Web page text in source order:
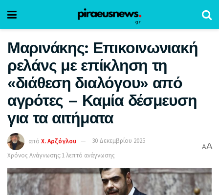
Μαρινάκης: Επικοινωνιακή
ρελάνς με επίκληση τη
«διάθεση διαλόγου» από
αγρότες – Καμία δέσμευση
για τα αιτήματα
από Χ. Αρζόγλου
30 Δεκεμβρίου 2025
Χρόνος Ανάγνωσης:1 λεπτό ανάγνωσης
AA